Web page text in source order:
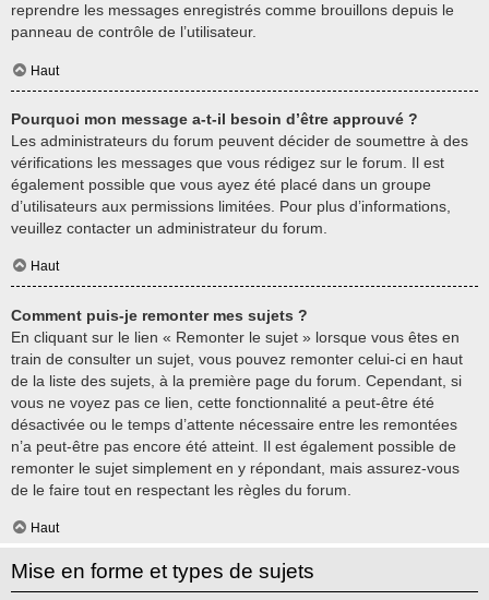
reprendre les messages enregistrés comme brouillons depuis le
panneau de contrôle de l’utilisateur.
Haut
Pourquoi mon message a-t-il besoin d’être approuvé ?
Les administrateurs du forum peuvent décider de soumettre à des
vérifications les messages que vous rédigez sur le forum. Il est
également possible que vous ayez été placé dans un groupe
d’utilisateurs aux permissions limitées. Pour plus d’informations,
veuillez contacter un administrateur du forum.
Haut
Comment puis-je remonter mes sujets ?
En cliquant sur le lien « Remonter le sujet » lorsque vous êtes en
train de consulter un sujet, vous pouvez remonter celui-ci en haut
de la liste des sujets, à la première page du forum. Cependant, si
vous ne voyez pas ce lien, cette fonctionnalité a peut-être été
désactivée ou le temps d’attente nécessaire entre les remontées
n’a peut-être pas encore été atteint. Il est également possible de
remonter le sujet simplement en y répondant, mais assurez-vous
de le faire tout en respectant les règles du forum.
Haut
Mise en forme et types de sujets